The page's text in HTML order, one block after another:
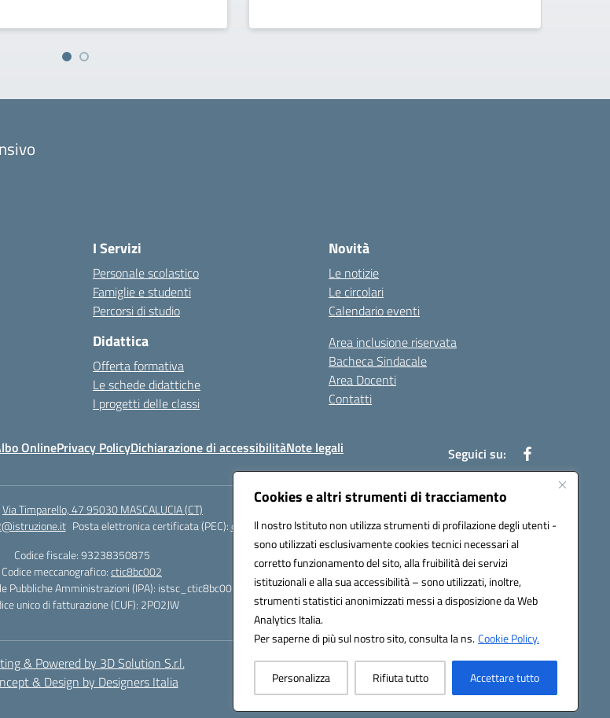
Cookies e altri strumenti di tracciamento
Il nostro Istituto non utilizza strumenti di profilazione degli utenti -
sono utilizzati esclusivamente cookies tecnici necessari al
corretto funzionamento del sito, alla fruibilità dei servizi
istituzionali e alla sua accessibilità – sono utilizzati, inoltre,
strumenti statistici anonimizzati messi a disposizione da Web
Analytics Italia.
Per saperne di più sul nostro sito, consulta la ns.Cookie Policy.
Personalizza Rifiuta tutto Accettare tutto
I Servizi
Personale scolastico
Famiglie e studenti
Percorsi di studio
Didattica
Offerta formativa
Le schede didattiche
I progetti delle classi
Novità
Le notizie
Le circolari
Calendario eventi
Area inclusione riservata
Bacheca Sindacale
Area Docenti
Contatti
OnlinePrivacy PolicyDichiarazione di accessibilitàNote legali Seguici su:
Via Timparello, 47 95030 MASCALUCIA (CT)
Posta elettronica certificata (PEC):ctic8bc002@pec.istruzione.it
Codice fiscale: 93238350875
Codice meccanografico:ctic8bc002
Pubbliche Amministrazioni (IPA): istsc_ctic8bc002
unico di fatturazione (CUF): 2PO2JW
& Powered by 3D Solution S.r.l.
& Design by Designers Italia